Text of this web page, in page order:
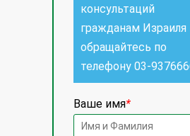
консультаций
гражданам Израиля
обращайтесь по
телефону 03-
Ваше имя*